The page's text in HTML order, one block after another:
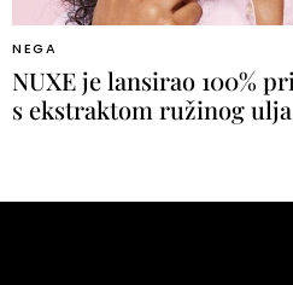
NEGA
NUXE je lansirao 100%
s ekstraktom ružinog ulja